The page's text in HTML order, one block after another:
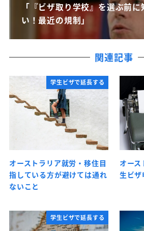
「『ビザ取り学校』を選ぶ前
い！最近の規制」
関連記事
学生ビザで延長する
オーストラリア就労・移住目
指している方が避けては通れ
ないこと
オー
生ビザ
学生ビザで延長する